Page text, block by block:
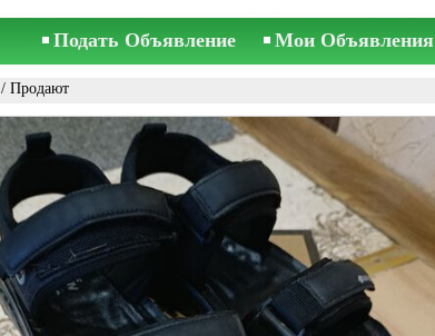
Подать Объявление Мои Объявления
/ Продают